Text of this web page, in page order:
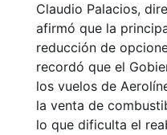
Claudio Palacios,
afirmó que la
reducción de
recordó que el
los vuelos de
la venta de
lo que dificulta el